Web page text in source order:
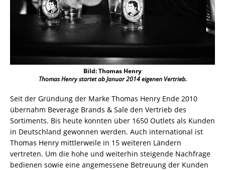
Bild: Thomas Henry
Thomas Henry startet ab Januar 2014 eigenen Vertrieb.
Seit der Gründung der Marke Thomas Henry Ende 2010
übernahm Beverage Brands & Sale den Vertrieb des
Sortiments. Bis heute konnten über 1650 Outlets als Kunden
in Deutschland gewonnen werden. Auch international ist
Thomas Henry mittlerweile in 15 weiteren Ländern
vertreten. Um die hohe und weiterhin steigende Nachfrage
bedienen sowie eine angemessene Betreuung der Kunden